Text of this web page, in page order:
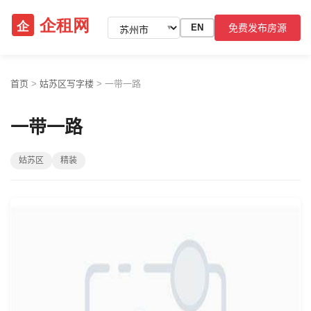
▼ EN 免费发布房源
首页 > 姑苏区写字楼 > 一带一路
一带一路
姑苏区 精装